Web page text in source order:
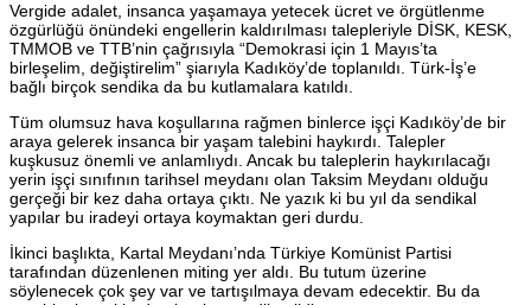
Vergide adalet, insanca yaşamaya yetecek ücret ve örgütlenme
özgürlüğü önündeki engellerin kaldırılması talepleriyle DİSK, KESK,
TMMOB ve TTB’nin çağrısıyla “Demokrasi için 1 Mayıs’ta
birleşelim, değiştirelim” şiarıyla Kadıköy’de toplanıldı. Türk-İş’e
bağlı birçok sendika da bu kutlamalara katıldı.
Tüm olumsuz hava koşullarına rağmen binlerce işçi Kadıköy’de bir
araya gelerek insanca bir yaşam talebini haykırdı. Talepler
kuşkusuz önemli ve anlamlıydı. Ancak bu taleplerin haykırılacağı
yerin işçi sınıfının tarihsel meydanı olan Taksim Meydanı olduğu
gerçeği bir kez daha ortaya çıktı. Ne yazık ki bu yıl da sendikal
yapılar bu iradeyi ortaya koymaktan geri durdu.
İkinci başlıkta, Kartal Meydanı’nda Türkiye Komünist Partisi
tarafından düzenlenen miting yer aldı. Bu tutum üzerine
söylenecek çok şey var ve tartışılmaya devam edecektir. Bu da